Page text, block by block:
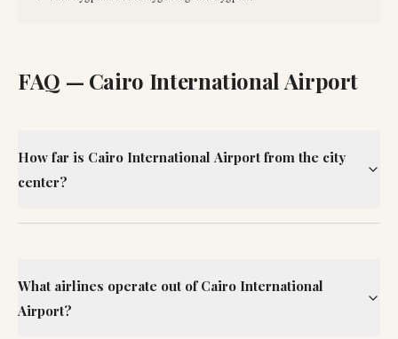
FAQ — Cairo International Airport
How far is Cairo International Airport from the city
center?
What airlines operate out of Cairo International
Airport?